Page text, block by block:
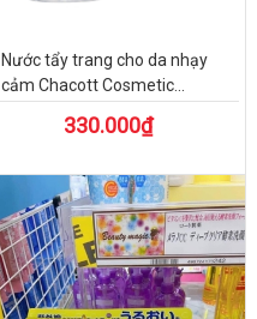
Nước tẩy trang cho da nhạy
cảm Chacott Cosmetic...
330.000₫